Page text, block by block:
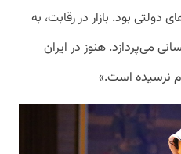
بود. بازار در رقابت، به
می‌پردازد. هنوز در ایران
نرسیده است.»